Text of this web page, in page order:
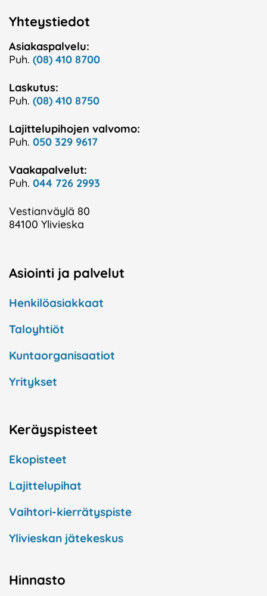
Yhteystiedot
Asiakaspalvelu:
Puh. (08) 410 8700
Laskutus:
Puh. (08) 410 8750
Lajittelupihojen valvomo:
Puh. 050 329 9617
Vaakapalvelut:
Puh. 044 726 2993
Vestianväylä 80
84100 Ylivieska
Asiointi ja palvelut
Henkilöasiakkaat
Taloyhtiöt
Kuntaorganisaatiot
Yritykset
Keräyspisteet
Ekopisteet
Lajittelupihat
Vaihtori-kierrätyspiste
Ylivieskan jätekeskus
Hinnasto